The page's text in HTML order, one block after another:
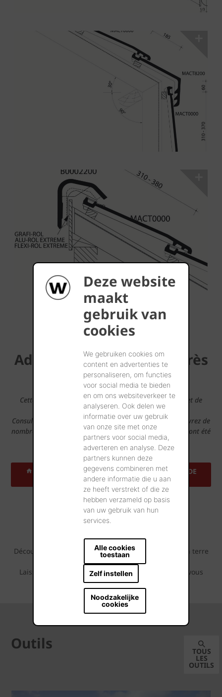
Deze website
maakt
gebruik van
cookies
We gebruiken cookies om
content en advertenties te
personaliseren, om functies
voor social media te bieden
en om ons websiteverkeer te
analyseren. Ook delen we
informatie over uw gebruik
van onze site met onze
partners voor social media,
adverteren en analyse. Deze
partners kunnen deze
gegevens combineren met
andere informatie die u aan
ze heeft verstrekt of die ze
hebben verzameld op basis
van uw gebruik van hun
services.
Alle cookies
toestaan
Zelf instellen
Noodzakelijke
cookies
...Télécharger plus
Adresses de références près
de chez vous
Cette tuile en terre cuite semble convenir à votre projet de
construction?
Consultez alors notre outil Maisons Inspirantes et découvrez de
nombreuses maisons de référence dans votre région qui ont été
construites avec cette tuile.
TROUVEZ UNE ADRESSE DE RÉFÉRENCE PRÈS DE
CHEZ VOUS
Projets de référence
inspirants
Découvrez tout ce qui est possible avec cette tuile en terre
cuite.
Laissez-vous inspirer par les séries de photos que vous
pouvez retrouver ci-dessous.
Outils TOUS
LES
OUTILS